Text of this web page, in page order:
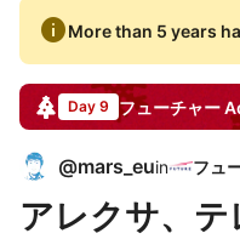
infoMore than 5 years
Day 9 フューチャー
@mars_euin
アレクサ、